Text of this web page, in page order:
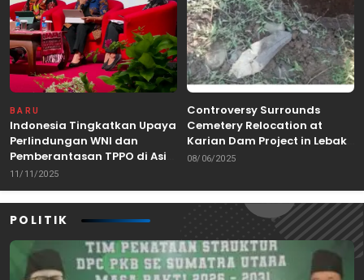
BARU
Indonesia Tingkatkan Upaya
Perlindungan WNI dan
Pemberantasan TPPO di Asia
Tenggara
11/11/2025
Controversy Surrounds
Cemetery Relocation at
Karian Dam Project in Lebak,
Banten
08/06/2025
POLITIK